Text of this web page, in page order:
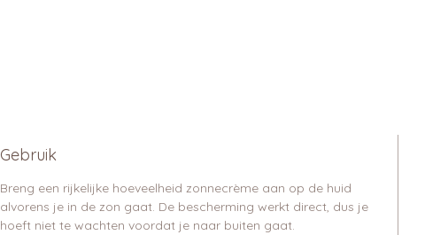
Gebruik
Breng een rijkelijke hoeveelheid zonnecrème aan op de huid
alvorens je in de zon gaat. De bescherming werkt direct, dus je
hoeft niet te wachten voordat je naar buiten gaat.